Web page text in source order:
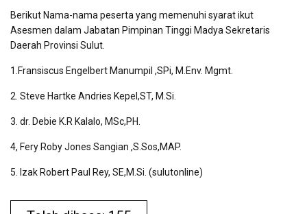
Berikut Nama-nama peserta yang memenuhi syarat ikut
Asesmen dalam Jabatan Pimpinan Tinggi Madya Sekretaris
Daerah Provinsi Sulut.
1.Fransiscus Engelbert Manumpil ,SPi, M.Env. Mgmt.
2. Steve Hartke Andries Kepel,ST, M.Si.
3. dr. Debie K.R Kalalo, MSc,PH.
4, Fery Roby Jones Sangian ,S.Sos,MAP.
5. Izak Robert Paul Rey, SE,M.Si. (sulutonline)